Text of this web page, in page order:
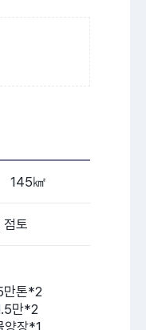
145㎢
점토
만톤*2
만*2
양장*1